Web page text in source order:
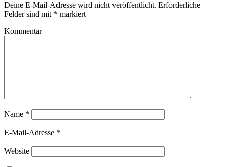
Deine E-Mail-Adresse wird nicht veröffentlicht. Erforderliche
Felder sind mit * markiert
Kommentar
Name *
E-Mail-Adresse *
Website